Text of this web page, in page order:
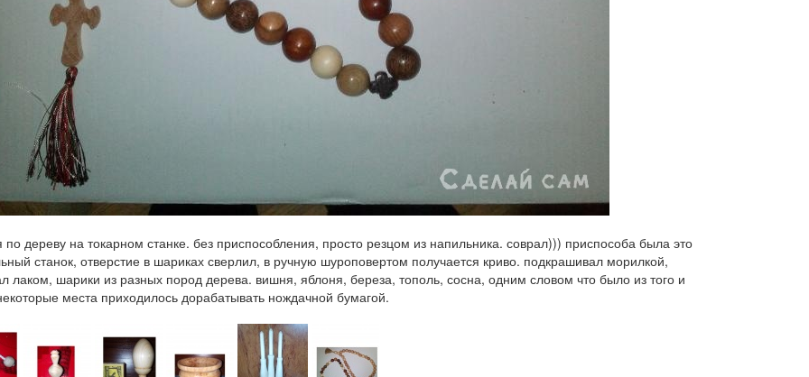
по дереву на токарном станке. без приспособления, просто резцом из напильника. соврал))) приспособа была это
станок, отверстие в шариках сверлил, в ручную шуроповертом получается криво. подкрашивал морилкой,
лаком, шарики из разных пород дерева. вишня, яблоня, береза, тополь, сосна, одним словом что было из того и
места приходилось дорабатывать нождачной бумагой.